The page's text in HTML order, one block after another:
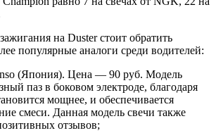
на Duster стоит обратить
популярные аналоги среди водителей:
(Япония). Цена — 90 руб. Модель
паз в боковом электроде, благодаря
мощнее, и обеспечивается
смеси. Данная модель свечи также
отзывов;